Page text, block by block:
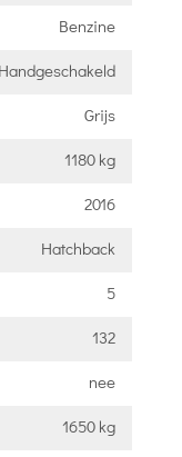
Benzine
Handgeschakeld
Grijs
1180 kg
2016
Hatchback
5
132
nee
1650 kg